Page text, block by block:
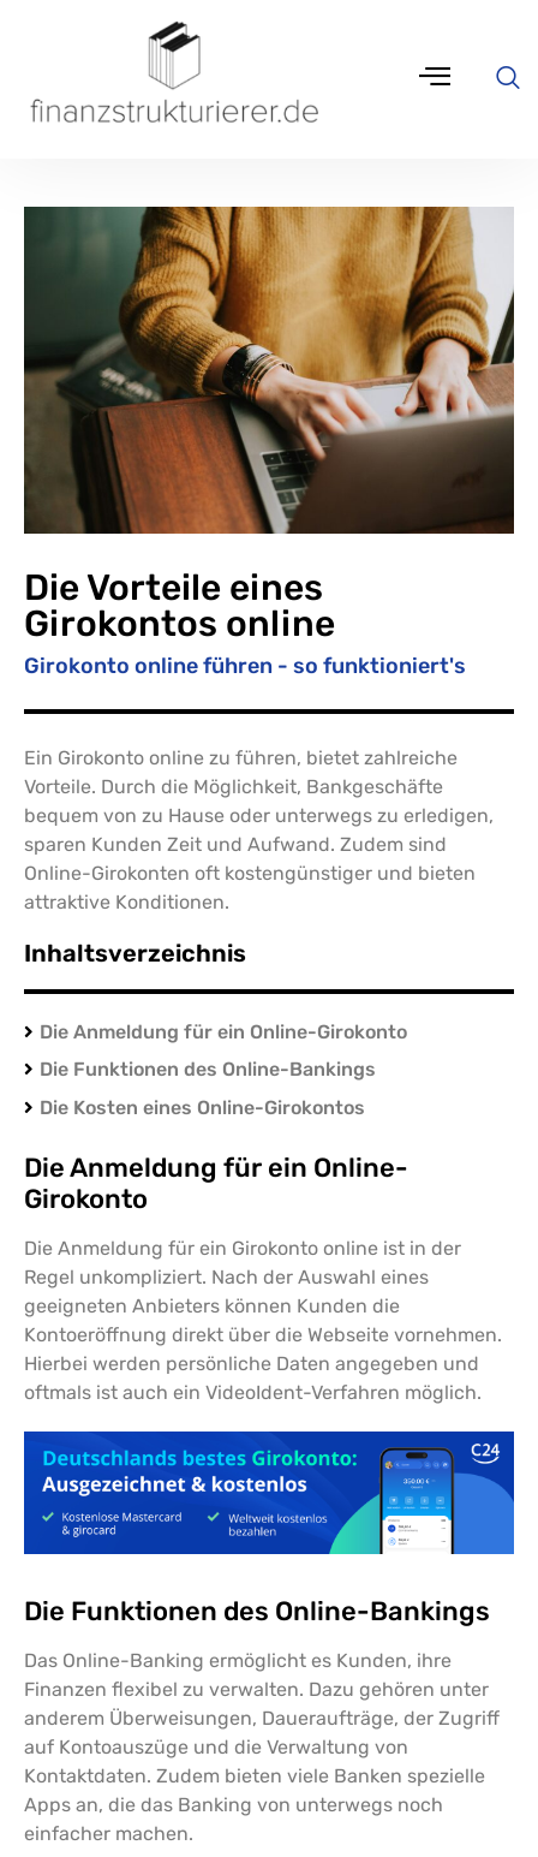
Die Vorteile eines
Girokontos online
Girokonto online führen - so funktioniert's
Ein Girokonto online zu führen, bietet zahlreiche
Vorteile. Durch die Möglichkeit, Bankgeschäfte
bequem von zu Hause oder unterwegs zu erledigen,
sparen Kunden Zeit und Aufwand. Zudem sind
Online-Girokonten oft kostengünstiger und bieten
attraktive Konditionen.
Inhaltsverzeichnis
Die Anmeldung für ein Online-Girokonto
Die Funktionen des Online-Bankings
Die Kosten eines Online-Girokontos
Die Anmeldung für ein Online-
Girokonto
Die Anmeldung für ein Girokonto online ist in der
Regel unkompliziert. Nach der Auswahl eines
geeigneten Anbieters können Kunden die
Kontoeröffnung direkt über die Webseite vornehmen.
Hierbei werden persönliche Daten angegeben und
oftmals ist auch ein VideoIdent-Verfahren möglich.
Die Funktionen des Online-Bankings
Das Online-Banking ermöglicht es Kunden, ihre
Finanzen flexibel zu verwalten. Dazu gehören unter
anderem Überweisungen, Daueraufträge, der Zugriff
auf Kontoauszüge und die Verwaltung von
Kontaktdaten. Zudem bieten viele Banken spezielle
Apps an, die das Banking von unterwegs noch
einfacher machen.